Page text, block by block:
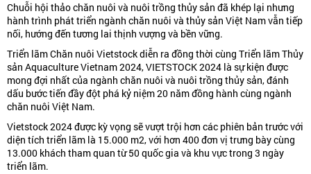
Chuỗi hội thảo chăn nuôi và nuôi trồng thủy sản đã khép lại nhưng
hành trình phát triển ngành chăn nuôi và thủy sản Việt Nam vẫn tiếp
nối, hướng đến tương lai thịnh vượng và bền vững.
Triển lãm Chăn nuôi Vietstock diễn ra đồng thời cùng Triển lãm Thủy
sản Aquaculture Vietnam 2024, VIETSTOCK 2024 là sự kiện được
mong đợi nhất của ngành chăn nuôi và nuôi trồng thủy sản, đánh
dấu bước tiến đầy đột phá kỷ niệm 20 năm đồng hành cùng ngành
chăn nuôi Việt Nam.
Vietstock 2024 được kỳ vọng sẽ vượt trội hơn các phiên bản trước với
diện tích triển lãm là 15.000 m2, với hơn 400 đơn vị trưng bày cùng
13.000 khách tham quan từ 50 quốc gia và khu vực trong 3 ngày
triển lãm.